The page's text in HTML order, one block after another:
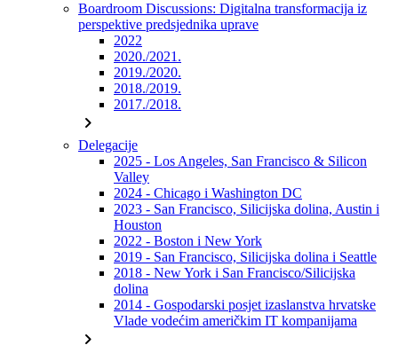
Boardroom Discussions: Digitalna transformacija iz
perspektive predsjednika uprave
2022
2020./2021.
2019./2020.
2018./2019.
2017./2018.
chevron_right
Delegacije
2025 - Los Angeles, San Francisco & Silicon
Valley
2024 - Chicago i Washington DC
2023 - San Francisco, Silicijska dolina, Austin i
Houston
2022 - Boston i New York
2019 - San Francisco, Silicijska dolina i Seattle
2018 - New York i San Francisco/Silicijska
dolina
2014 - Gospodarski posjet izaslanstva hrvatske
Vlade vodećim američkim IT kompanijama
chevron_right